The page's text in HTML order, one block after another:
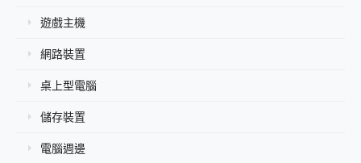
遊戲主機
網路裝置
桌上型電腦
儲存裝置
電腦週邊